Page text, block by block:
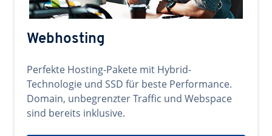
Webhosting
Perfekte Hosting-Pakete mit Hybrid-
Technologie und SSD für beste Performance.
Domain, unbegrenzter Traffic und Webspace
sind bereits inklusive.